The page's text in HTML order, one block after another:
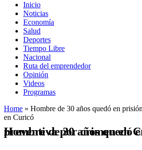
Inicio
Noticias
Economía
Salud
Deportes
Tiempo Libre
Nacional
Ruta del emprendedor
Opinión
Videos
Programas
Home » Hombre de 30 años quedó en
en Curicó
Hombre de 30 años quedó en prisión preventiva por